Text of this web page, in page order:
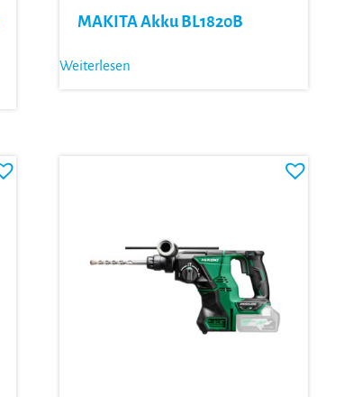
MAKITA Akku BL1820B
Weiterlesen